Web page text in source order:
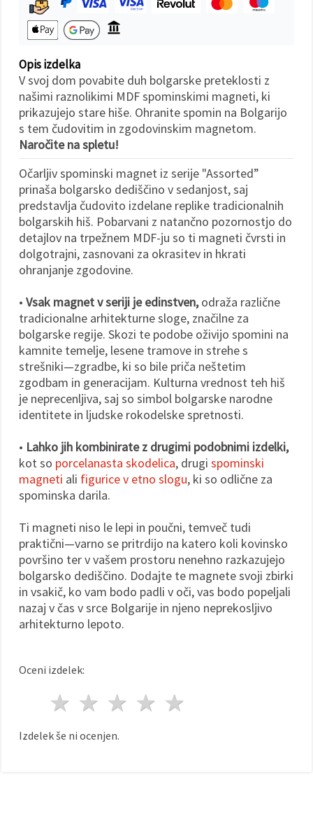
Opis izdelka
V svoj dom povabite duh bolgarske preteklosti z
našimi raznolikimi MDF spominskimi magneti, ki
prikazujejo stare hiše. Ohranite spomin na Bolgarijo
s tem čudovitim in zgodovinskim magnetom.
Naročite na spletu!
Očarljiv spominski magnet iz serije "Assorted”
prinaša bolgarsko dediščino v sedanjost, saj
predstavlja čudovito izdelane replike tradicionalnih
bolgarskih hiš. Pobarvani z natančno pozornostjo do
detajlov na trpežnem MDF-ju so ti magneti čvrsti in
dolgotrajni, zasnovani za okrasitev in hkrati
ohranjanje zgodovine.
• Vsak magnet v seriji je edinstven,odraža različne
tradicionalne arhitekturne sloge, značilne za
bolgarske regije. Skozi te podobe oživijo spomini na
kamnite temelje, lesene tramove in strehe s
strešniki—zgradbe, ki so bile priča neštetim
zgodbam in generacijam. Kulturna vrednost teh hiš
je neprecenljiva, saj so simbol bolgarske narodne
identitete in ljudske rokodelske spretnosti.
• Lahko jih kombinirate z drugimi podobnimi izdelki,
kot so porcelanasta skodelica, drugi spominski
magneti ali figurice v etno slogu, ki so odlične za
spominska darila.
Ti magneti niso le lepi in poučni, temveč tudi
praktični—varno se pritrdijo na katero koli kovinsko
površino ter v vašem prostoru nenehno razkazujejo
bolgarsko dediščino. Dodajte te magnete svoji zbirki
in vsakič, ko vam bodo padli v oči, vas bodo popeljali
nazaj v čas v srce Bolgarije in njeno neprekosljivo
arhitekturno lepoto.
Oceni izdelek:
4 zvezde
3 zvezde
2 zvezde
1 zvezda
Izdelek še ni ocenjen.